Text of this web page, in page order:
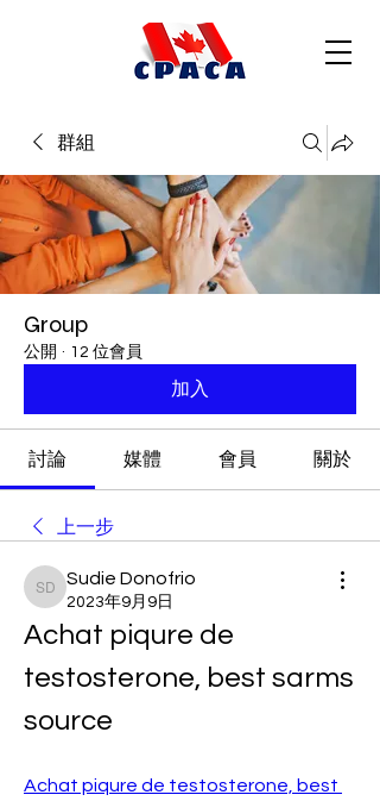
群組
Group
公開 · 12 位會員
加入
討論 媒體 會員 關於
上一步
Sudie Donofrio
Sudie Donofrio
2023年9月9日
Achat piqure de
testosterone, best sarms
source
Achat piqure de testosterone, best